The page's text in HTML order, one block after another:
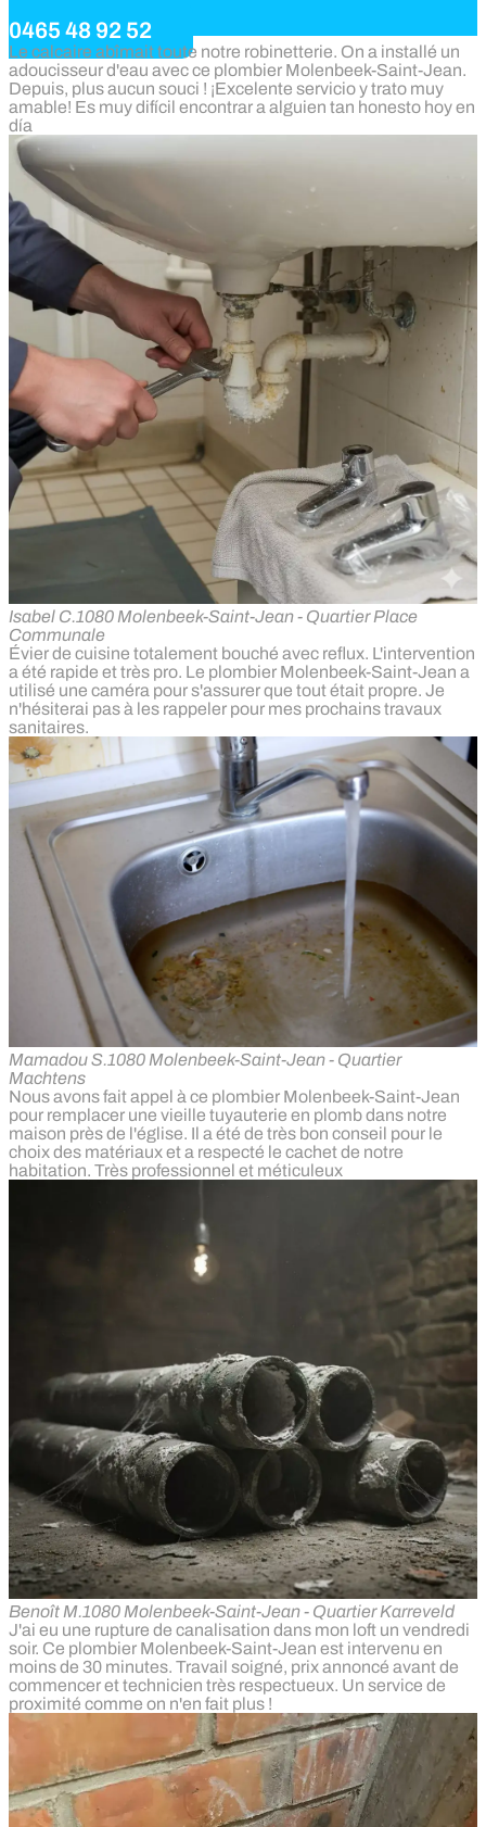
0465 48 92 52
Le calcaire abîmait toute notre robinetterie. On a installé un
adoucisseur d'eau avec ce plombier Molenbeek-Saint-Jean.
Depuis, plus aucun souci ! ¡Excelente servicio y trato muy
amable! Es muy difícil encontrar a alguien tan honesto hoy en
día
Isabel C.1080 Molenbeek-Saint-Jean - Quartier Place
Communale
Évier de cuisine totalement bouché avec reflux. L'intervention
a été rapide et très pro. Le plombier Molenbeek-Saint-Jean a
utilisé une caméra pour s'assurer que tout était propre. Je
n'hésiterai pas à les rappeler pour mes prochains travaux
sanitaires.
Mamadou S.1080 Molenbeek-Saint-Jean - Quartier
Machtens
Nous avons fait appel à ce plombier Molenbeek-Saint-Jean
pour remplacer une vieille tuyauterie en plomb dans notre
maison près de l'église. Il a été de très bon conseil pour le
choix des matériaux et a respecté le cachet de notre
habitation. Très professionnel et méticuleux
Benoît M.1080 Molenbeek-Saint-Jean - Quartier Karreveld
J'ai eu une rupture de canalisation dans mon loft un vendredi
soir. Ce plombier Molenbeek-Saint-Jean est intervenu en
moins de 30 minutes. Travail soigné, prix annoncé avant de
commencer et technicien très respectueux. Un service de
proximité comme on n'en fait plus !